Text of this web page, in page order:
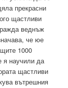
прекрасни
щастливи
веднъж
че юе
1000
я научили да
щастливи
вътрешния